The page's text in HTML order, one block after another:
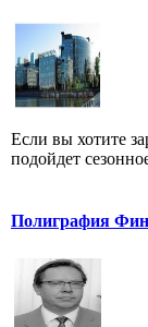
Если вы хотите
подойдет
Полиграфия